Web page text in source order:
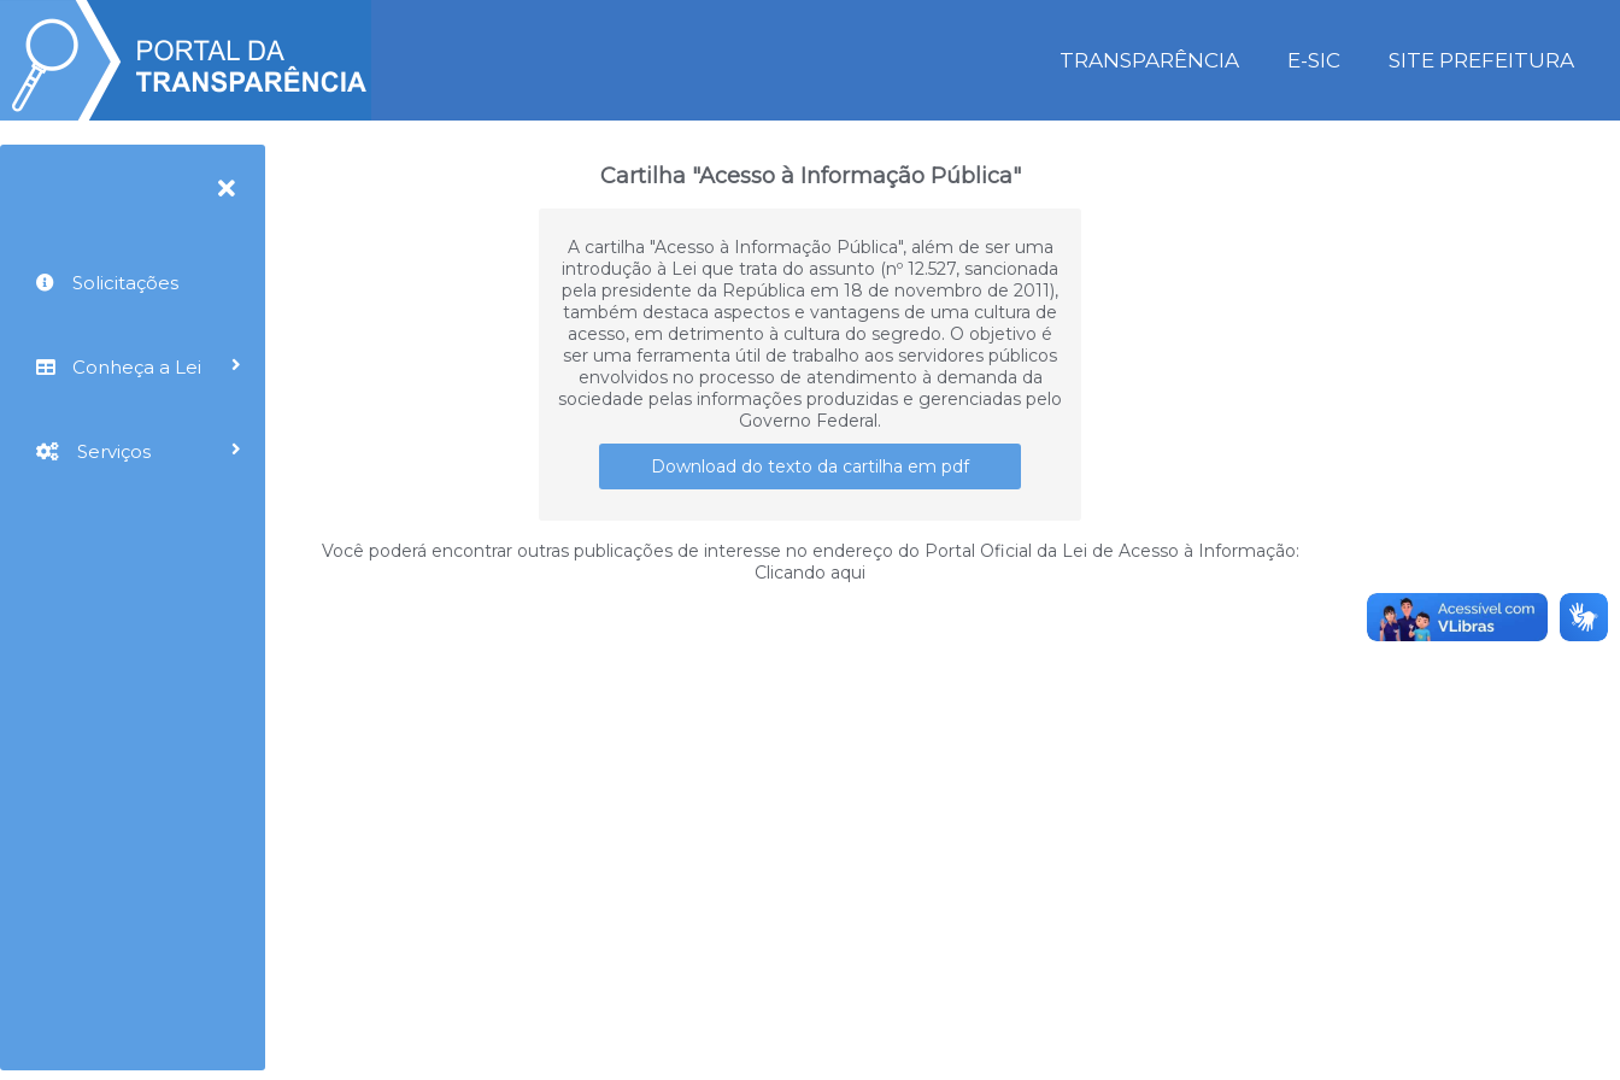
TRANSPARÊNCIA E-SIC SITE PREFEITURA
Solicitações
Conheça a Lei
Serviços
Cartilha "Acesso à Informação Pública"
A cartilha "Acesso à Informação Pública", além de ser uma
introdução à Lei que trata do assunto (nº 12.527, sancionada
pela presidente da República em 18 de novembro de 2011),
também destaca aspectos e vantagens de uma cultura de
acesso, em detrimento à cultura do segredo. O objetivo é
ser uma ferramenta útil de trabalho aos servidores públicos
envolvidos no processo de atendimento à demanda da
sociedade pelas informações produzidas e gerenciadas pelo
Governo Federal.
Download do texto da cartilha em pdf
Você poderá encontrar outras publicações de interesse no endereço do Portal Oficial da Lei de Acesso à Informação:
Clicando aqui